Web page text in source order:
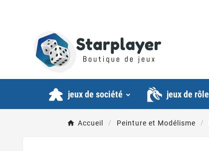
jeux de société jeux de rôle
Accueil Peinture et Modélisme